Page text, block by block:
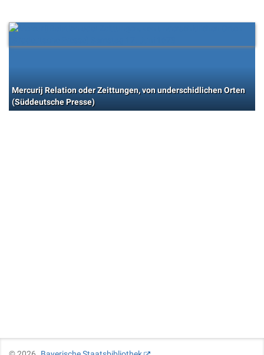
Mercurij Relation oder Zeittungen, von underschidlichen Orten
(Süddeutsche Presse)